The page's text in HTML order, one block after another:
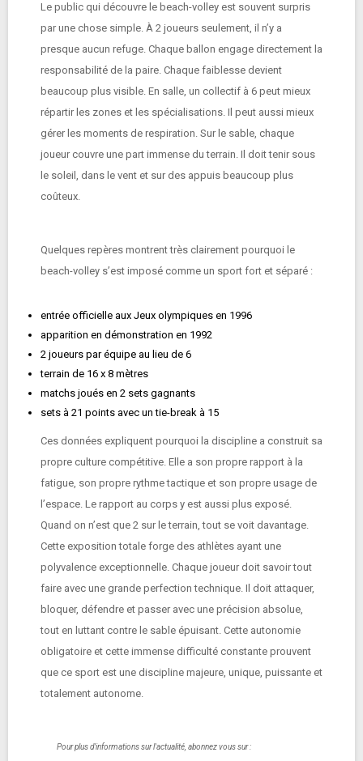
Le public qui découvre le beach-volley est souvent surpris
par une chose simple. À 2 joueurs seulement, il n’y a
presque aucun refuge. Chaque ballon engage directement la
responsabilité de la paire. Chaque faiblesse devient
beaucoup plus visible. En salle, un collectif à 6 peut mieux
répartir les zones et les spécialisations. Il peut aussi mieux
gérer les moments de respiration. Sur le sable, chaque
joueur couvre une part immense du terrain. Il doit tenir sous
le soleil, dans le vent et sur des appuis beaucoup plus
coûteux.
Quelques repères montrent très clairement pourquoi le
beach-volley s’est imposé comme un sport fort et séparé :
entrée officielle aux Jeux olympiques en 1996
apparition en démonstration en 1992
2 joueurs par équipe au lieu de 6
terrain de 16 x 8 mètres
matchs joués en 2 sets gagnants
sets à 21 points avec un tie-break à 15
Ces données expliquent pourquoi la discipline a construit sa
propre culture compétitive. Elle a son propre rapport à la
fatigue, son propre rythme tactique et son propre usage de
l’espace. Le rapport au corps y est aussi plus exposé.
Quand on n’est que 2 sur le terrain, tout se voit davantage.
Cette exposition totale forge des athlètes ayant une
polyvalence exceptionnelle. Chaque joueur doit savoir tout
faire avec une grande perfection technique. Il doit attaquer,
bloquer, défendre et passer avec une précision absolue,
tout en luttant contre le sable épuisant. Cette autonomie
obligatoire et cette immense difficulté constante prouvent
que ce sport est une discipline majeure, unique, puissante et
totalement autonome.
Pour plus d'informations sur l'actualité, abonnez vous sur :